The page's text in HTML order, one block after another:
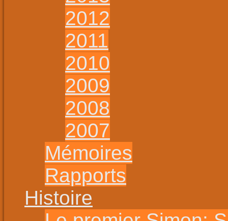
2012
2011
2010
2009
2008
2007
Mémoires
Rapports
Histoire